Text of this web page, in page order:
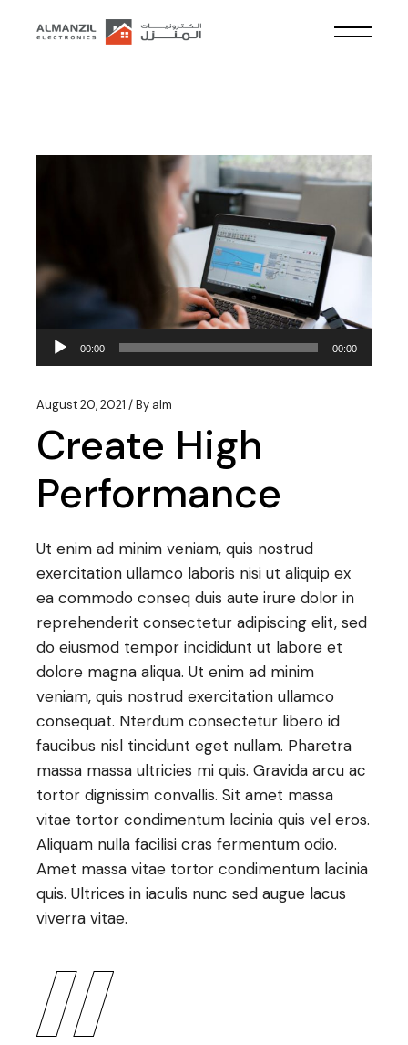
Audio
Player
00:00 00:00
August 20, 2021 By alm
Create High
Performance
Ut enim ad minim veniam, quis nostrud
exercitation ullamco laboris nisi ut aliquip ex
ea commodo conseq duis aute irure dolor in
reprehenderit consectetur adipiscing elit, sed
do eiusmod tempor incididunt ut labore et
dolore magna aliqua. Ut enim ad minim
veniam, quis nostrud exercitation ullamco
consequat. Nterdum consectetur libero id
faucibus nisl tincidunt eget nullam. Pharetra
massa massa ultricies mi quis. Gravida arcu ac
tortor dignissim convallis. Sit amet massa
vitae tortor condimentum lacinia quis vel eros.
Aliquam nulla facilisi cras fermentum odio.
Amet massa vitae tortor condimentum lacinia
quis. Ultrices in iaculis nunc sed augue lacus
viverra vitae.